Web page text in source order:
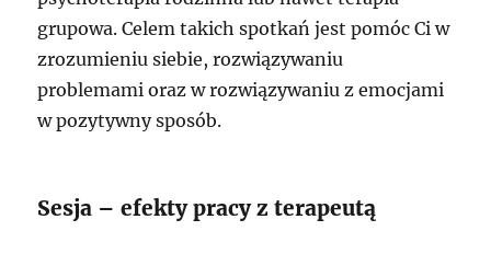
grupowa. Celem takich spotkań jest pomóc Ci w
zrozumieniu siebie, rozwiązywaniu
problemami oraz w rozwiązywaniu z emocjami
w pozytywny sposób.
Sesja – efekty pracy z terapeutą